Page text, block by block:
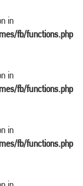
in
fb/functions.php
in
fb/functions.php
in
fb/functions.php